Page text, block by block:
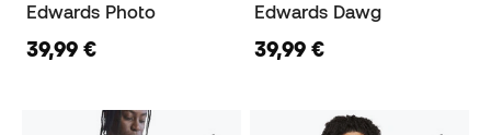
Edwards Photo
39,99 €
Edwards Dawg
39,99 €